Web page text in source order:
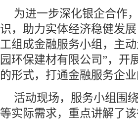
为进一步深化银企合作
识，助力实体经济稳健发
工组成金融服务小组，主
园环保建材有限公司”，开
的形式，打通金融服务企
活动现场，服务小组围
等实际需求，重点讲解了